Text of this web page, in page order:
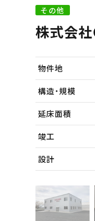
その他
株式会
物件地
構造・規模
延床面積
竣工
設計